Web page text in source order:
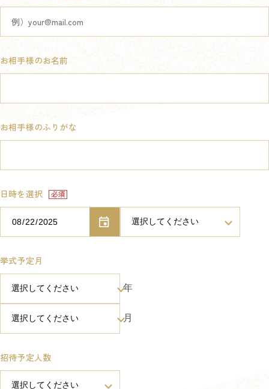
お相手様のお名前
お相手様のふりがな
日時を選択
挙式予定月
年
月
招待予定人数